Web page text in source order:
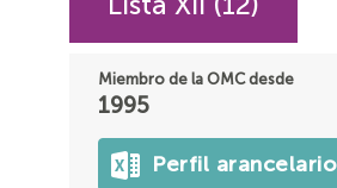
Miembro de la OMC desde
1995
Perfil arancelario